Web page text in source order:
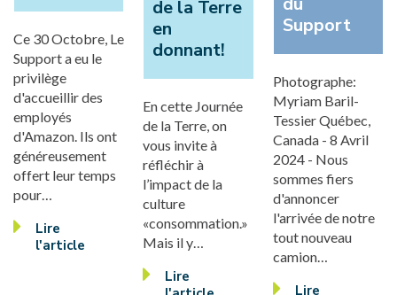
Ce 30 Octobre, Le
Support a eu le
privilège
d'accueillir des
employés
d'Amazon. Ils ont
généreusement
offert leur temps
pour…
Lire
l'article
de la Terre
en
donnant!
En cette Journée
de la Terre, on
vous invite à
réfléchir à
l’impact de la
culture
«consommation.»
Mais il y…
Lire
Support
Photographe:
Myriam Baril-
Tessier Québec,
Canada - 8 Avril
2024 - Nous
sommes fiers
d'annoncer
l'arrivée de notre
tout nouveau
camion…
Lire